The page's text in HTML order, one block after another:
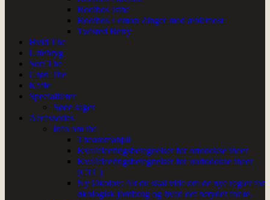
Rooibos Isthe
Rooibos Lemon Zinger med æblemost
Twisted Berry
Hvid The
Urtebryg
Sort The
Grøn The
Kaffe
Specialiteter
Søde sager
Accessories
Info om the
Thearomahjul
Kvalificeringsbetegnelser for ortodokse theer
Kvalificeringsbetegnelser for uortodokse theer
(CTC)
Ny Økolov: Alt du skal vide om de nye regler for
økologisk jordbrug og hvad det betyder for te.